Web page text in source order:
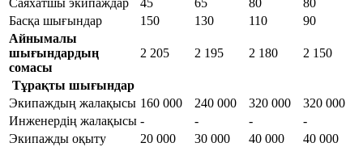
Саяхатшы экипаждар 45 65 80
80
Басқа шығындар
150 130 110
90
Айнымалы
шығындардың
сомасы
2 205 2 195 2 180 2 150
Тұрақты шығындар
Экипаждың жалақысы 160 000 240 000 320 000
320 000
Инженердің жалақысы - - -
-
Экипажды оқыту
20 000 30 000 40 000
40 000